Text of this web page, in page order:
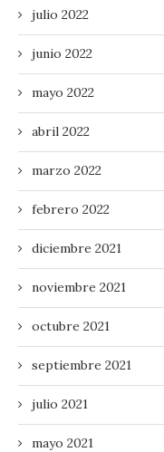
julio 2022
junio 2022
mayo 2022
abril 2022
marzo 2022
febrero 2022
diciembre 2021
noviembre 2021
octubre 2021
septiembre 2021
julio 2021
mayo 2021